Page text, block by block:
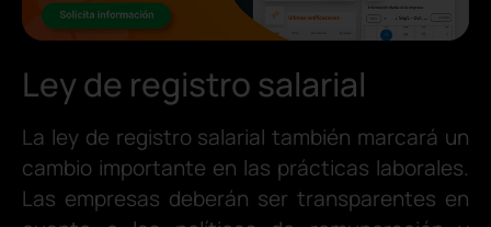
Ley de registro salarial
La ley de registro salarial también marcará un
cambio importante en las prácticas laborales.
Las empresas deberán ser transparentes en